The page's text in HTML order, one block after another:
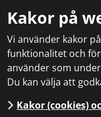
Kakor på
Vi använder kakor
funktionalitet och
använder som
Du kan välja att
Kakor (cookies)